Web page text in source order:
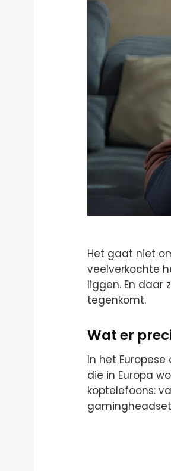
Het gaat niet
veelverkochte
liggen. En daar
tegenkomt.
Wat er
In het
die in Europa
koptelefoons: